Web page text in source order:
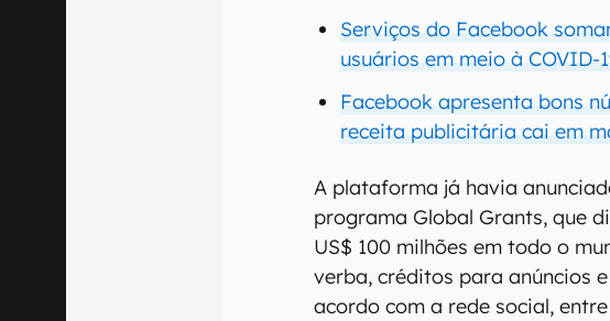
Serviços do Facebook
usuários em meio à COVID-
Facebook apresenta bons
receita publicitária cai em
A plataforma já havia
programa Global Grants, que
US$ 100 milhões em todo o
verba, créditos para anúncios
acordo com a rede social,